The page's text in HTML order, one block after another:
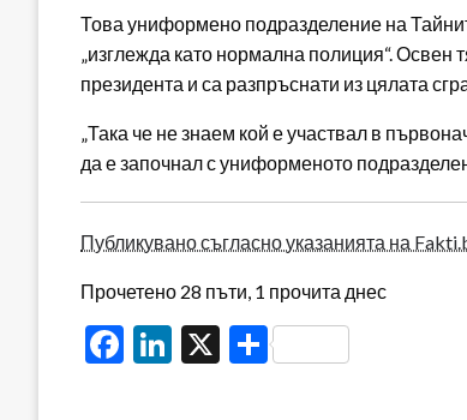
Това униформено подразделение на
„изглежда като нормална полиция“. Освен
президента и са разпръснати из цялата
„Така че не знаем кой е участвал в
да е започнал с униформеното
Публикувано съгласно указанията на
Прочетено 28 пъти, 1 прочита днес
Facebook
LinkedIn
X Share